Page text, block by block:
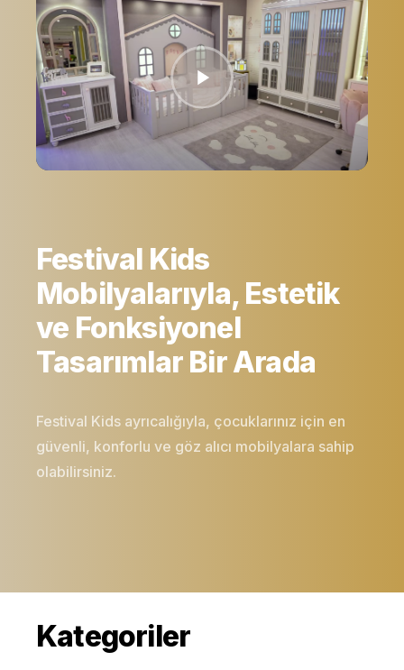
Festival Kids
Mobilyalarıyla, Estetik
ve Fonksiyonel
Tasarımlar Bir Arada
Festival Kids ayrıcalığıyla, çocuklarınız için en
güvenli, konforlu ve göz alıcı mobilyalara sahip
olabilirsiniz.
Kategoriler